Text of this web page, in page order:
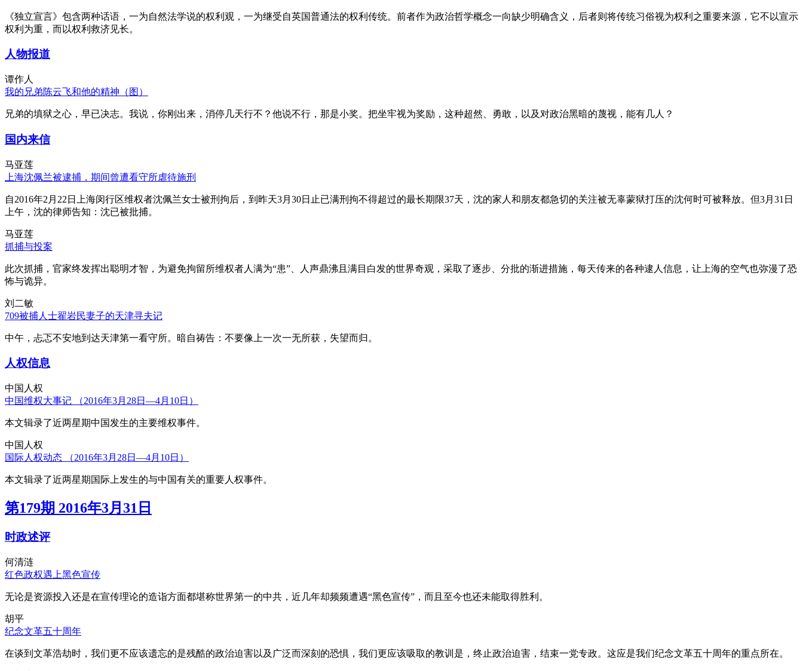
《独立宣言》包含两种话语，一为自然法学说的权利观，一为继受自英国普通法的权利传统。前者作为政治哲学概念一向缺少明确含义，后者则将传统习俗视为权利之重要来源，它不以宣示
权利为重，而以权利救济见长。
人物报道
谭作人
我的兄弟陈云飞和他的精神（图）
兄弟的填狱之心，早已决志。我说，你刚出来，消停几天行不？他说不行，那是小奖。把坐牢视为奖励，这种超然、勇敢，以及对政治黑暗的蔑视，能有几人？
国内来信
马亚莲
上海沈佩兰被逮捕，期间曾遭看守所虐待施刑
自2016年2月22日上海闵行区维权者沈佩兰女士被刑拘后，到昨天3月30日止已满刑拘不得超过的最长期限37天，沈的家人和朋友都急切的关注被无辜蒙狱打压的沈何时可被释放。但3月31日
上午，沈的律师告知：沈已被批捕。
马亚莲
抓捕与投案
此次抓捕，官家终发挥出聪明才智，为避免拘留所维权者人满为“患”、人声鼎沸且满目白发的世界奇观，采取了逐步、分批的渐进措施，每天传来的各种逮人信息，让上海的空气也弥漫了恐
怖与诡异。
刘二敏
709被捕人士翟岩民妻子的天津寻夫记
中午，忐忑不安地到达天津第一看守所。暗自祷告：不要像上一次一无所获，失望而归。
人权信息
中国人权
中国维权大事记 （2016年3月28日—4月10日）
本文辑录了近两星期中国发生的主要维权事件。
中国人权
国际人权动态 （2016年3月28日—4月10日）
本文辑录了近两星期国际上发生的与中国有关的重要人权事件。
第179期 2016年3月31日
时政述评
何清涟
红色政权遇上黑色宣传
无论是资源投入还是在宣传理论的造诣方面都堪称世界第一的中共，近几年却频频遭遇“黑色宣传”，而且至今也还未能取得胜利。
胡平
纪念文革五十周年
在谈到文革浩劫时，我们更不应该遗忘的是残酷的政治迫害以及广泛而深刻的恐惧，我们更应该吸取的教训是，终止政治迫害，结束一党专政。这应是我们纪念文革五十周年的重点所在。